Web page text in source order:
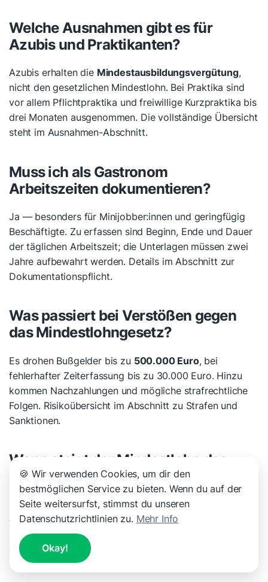
Welche Ausnahmen gibt es für
Azubis und Praktikanten?
Azubis erhalten die Mindestausbildungsvergütung,
nicht den gesetzlichen Mindestlohn. Bei Praktika sind
vor allem Pflichtpraktika und freiwillige Kurzpraktika bis
drei Monaten ausgenommen. Die vollständige Übersicht
steht im Ausnahmen-Abschnitt.
Muss ich als Gastronom
Arbeitszeiten dokumentieren?
Ja — besonders für Minijobber:innen und geringfügig
Beschäftigte. Zu erfassen sind Beginn, Ende und Dauer
der täglichen Arbeitszeit; die Unterlagen müssen zwei
Jahre aufbewahrt werden. Details im Abschnitt zur
Dokumentationspflicht.
Was passiert bei Verstößen gegen
das Mindestlohngesetz?
Es drohen Bußgelder bis zu 500.000 Euro, bei
fehlerhafter Zeiterfassung bis zu 30.000 Euro. Hinzu
kommen Nachzahlungen und mögliche strafrechtliche
Folgen. Risikoübersicht im Abschnitt zu Strafen und
Sanktionen.
Wann steigt der Mindestlohn das
nächste Mal?
Der nächste bekannte Schritt ist der1. Januar 2027
einer Erhöhung auf14,60 Euro pro Stunde
Kalkulation lässt sich diese Anpassung bereits heute
einplanen.
🍪 Wir verwenden Cookies, um dir den
bestmöglichen Service zu bieten. Wenn du auf der
Seite weitersurfst, stimmst du unseren
Datenschutzrichtlinien zu. Mehr Info
Okay!